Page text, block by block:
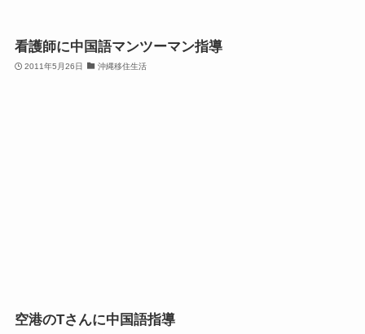
看護師に中国語マンツーマン指導
2011年5月26日 沖縄移住生活
空港のTさんに中国語指導